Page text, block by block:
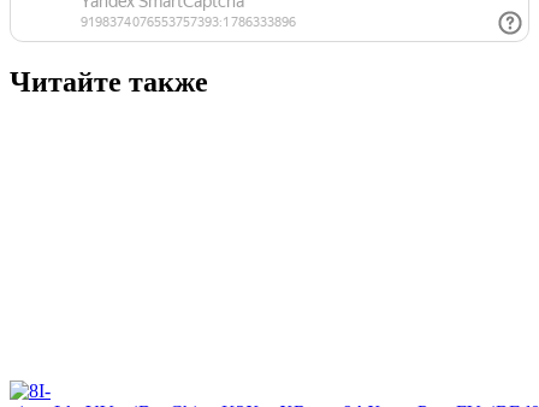
Читайте также